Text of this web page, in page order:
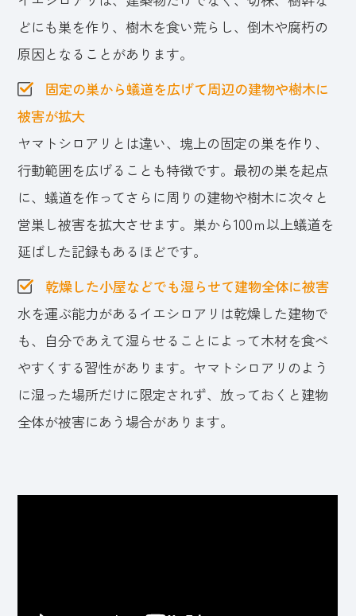
どにも巣を作り、樹木を食い荒らし、倒木や腐朽の
原因となることがあります。
固定の巣から蟻道を広げて周辺の建物や樹木に
被害が拡大
ヤマトシロアリとは違い、塊上の固定の巣を作り、
行動範囲を広げることも特徴です。最初の巣を起点
に、蟻道を作ってさらに周りの建物や樹木に次々と
営巣し被害を拡大させます。巣から100ｍ以上蟻道を
延ばした記録もあるほどです。
乾燥した小屋などでも湿らせて建物全体に被害
水を運ぶ能力があるイエシロアリは乾燥した建物で
も、自分であえて湿らせることによって木材を食べ
やすくする習性があります。ヤマトシロアリのよう
に湿った場所だけに限定されず、放っておくと建物
全体が被害にあう場合があります。